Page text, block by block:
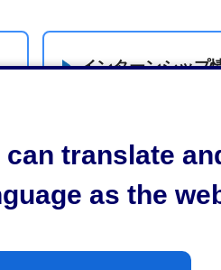
can translate
as the
インターンシップ